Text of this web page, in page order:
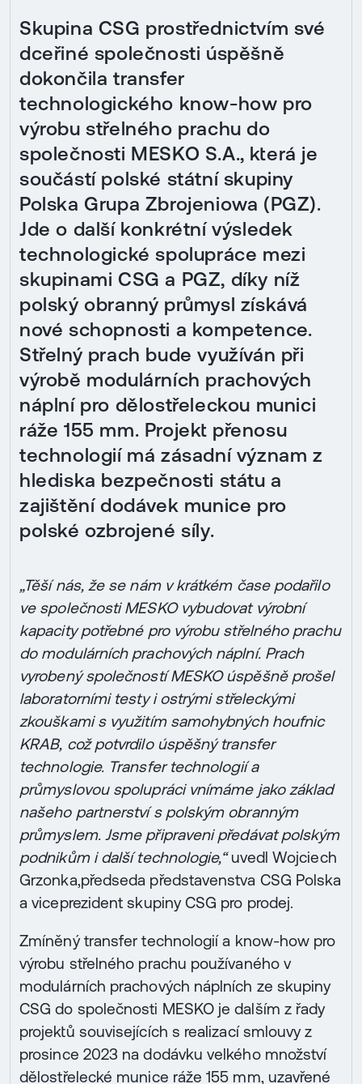
Skupina CSG prostřednictvím své
dceřiné společnosti úspěšně
dokončila transfer
technologického know-how pro
výrobu střelného prachu do
společnosti MESKO S.A., která je
součástí polské státní skupiny
Polska Grupa Zbrojeniowa (PGZ).
Jde o další konkrétní výsledek
technologické spolupráce mezi
skupinami CSG a PGZ, díky níž
polský obranný průmysl získává
nové schopnosti a kompetence.
Střelný prach bude využíván při
výrobě modulárních prachových
náplní pro dělostřeleckou munici
ráže 155 mm. Projekt přenosu
technologií má zásadní význam z
hlediska bezpečnosti státu a
zajištění dodávek munice pro
polské ozbrojené síly.
„Těší nás, že se nám v krátkém čase podařilo
ve společnosti MESKO vybudovat výrobní
kapacity potřebné pro výrobu střelného prachu
do modulárních prachových náplní. Prach
vyrobený společností MESKO úspěšně prošel
laboratorními testy i ostrými střeleckými
zkouškami s využitím samohybných houfnic
KRAB, což potvrdilo úspěšný transfer
technologie. Transfer technologií a
průmyslovou spolupráci vnímáme jako základ
našeho partnerství s polským obranným
průmyslem. Jsme připraveni předávat polským
podnikům i další technologie,“uvedl Wojciech
Grzonka,předseda představenstva CSG Polska
a viceprezident skupiny CSG pro prodej.
Zmíněný transfer technologií a know-how pro
výrobu střelného prachu používaného v
modulárních prachových náplních ze skupiny
CSG do společnosti MESKO je dalším z řady
projektů souvisejících s realizací smlouvy z
prosince 2023 na dodávku velkého množství
dělostřelecké munice ráže 155 mm, uzavřené